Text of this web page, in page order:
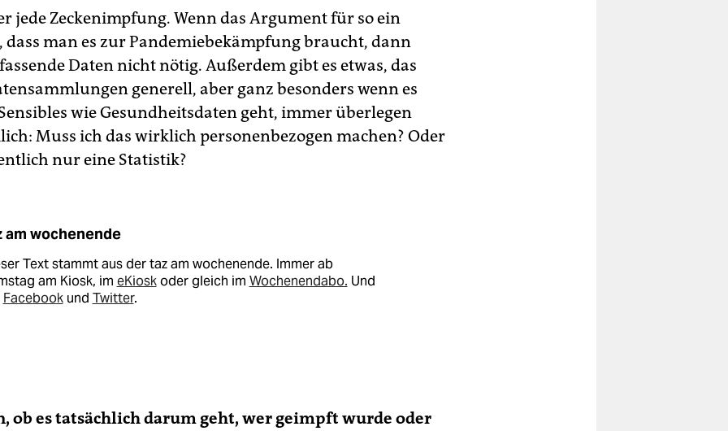
jede Zeckenimpfung. Wenn das Argument für so ein
dass man es zur Pandemiebekämpfung braucht, dann
Daten nicht nötig. Außerdem gibt es etwas, das
generell, aber ganz besonders wenn es
wie Gesundheitsdaten geht, immer überlegen
Muss ich das wirklich personenbezogen machen? Oder
nur eine Statistik?
am wochenende
Text stammt aus der taz am wochenende. Immer ab
am Kiosk, im eKioskoder gleich im Wochenendabo. Und
Facebookund Twitter.
ob es tatsächlich darum geht, wer geimpft wurde oder